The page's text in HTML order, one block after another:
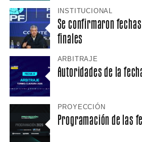
INSTITUCIONAL
Se confirmaron
finales
ARBITRAJE
Autoridades de la
PROYECCIÓN
Programación de las